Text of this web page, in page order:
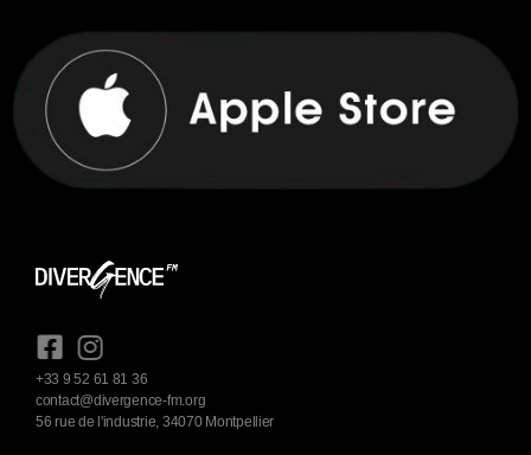
+33 9 52 61 81 36
contact@divergence-fm.org
56 rue de l'industrie, 34070 Montpellier